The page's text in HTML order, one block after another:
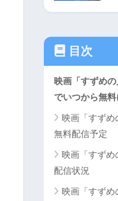
目次
映画「すずめ
でいつから無料
映画「すずめ
無料配信予定
映画「すずめ
配信状況
映画「すずめ